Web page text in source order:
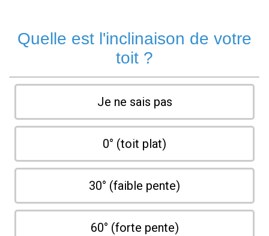
Quelle est l'inclinaison de votre
toit ?
Je ne sais pas
0° (toit plat)
30° (faible pente)
60° (forte pente)